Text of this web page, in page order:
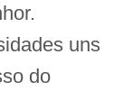
uns
do